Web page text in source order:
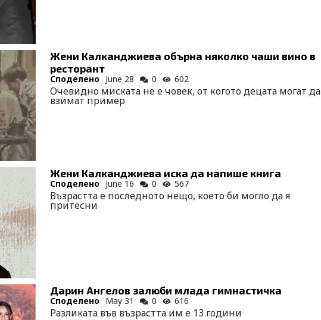
Жени Калканджиева обърна няколко чаши вино в
ресторант
Споделено June 28 0 602
Очевидно миската не е човек, от когото децата могат да
взимат пример
Жени Калканджиева иска да напише книга
Споделено June 16 0 567
Възрастта е последното нещо, което би могло да я
притесни
Дарин Ангелов залюби млада гимнастичка
Споделено May 31 0 616
Разликата във възрастта им е 13 години